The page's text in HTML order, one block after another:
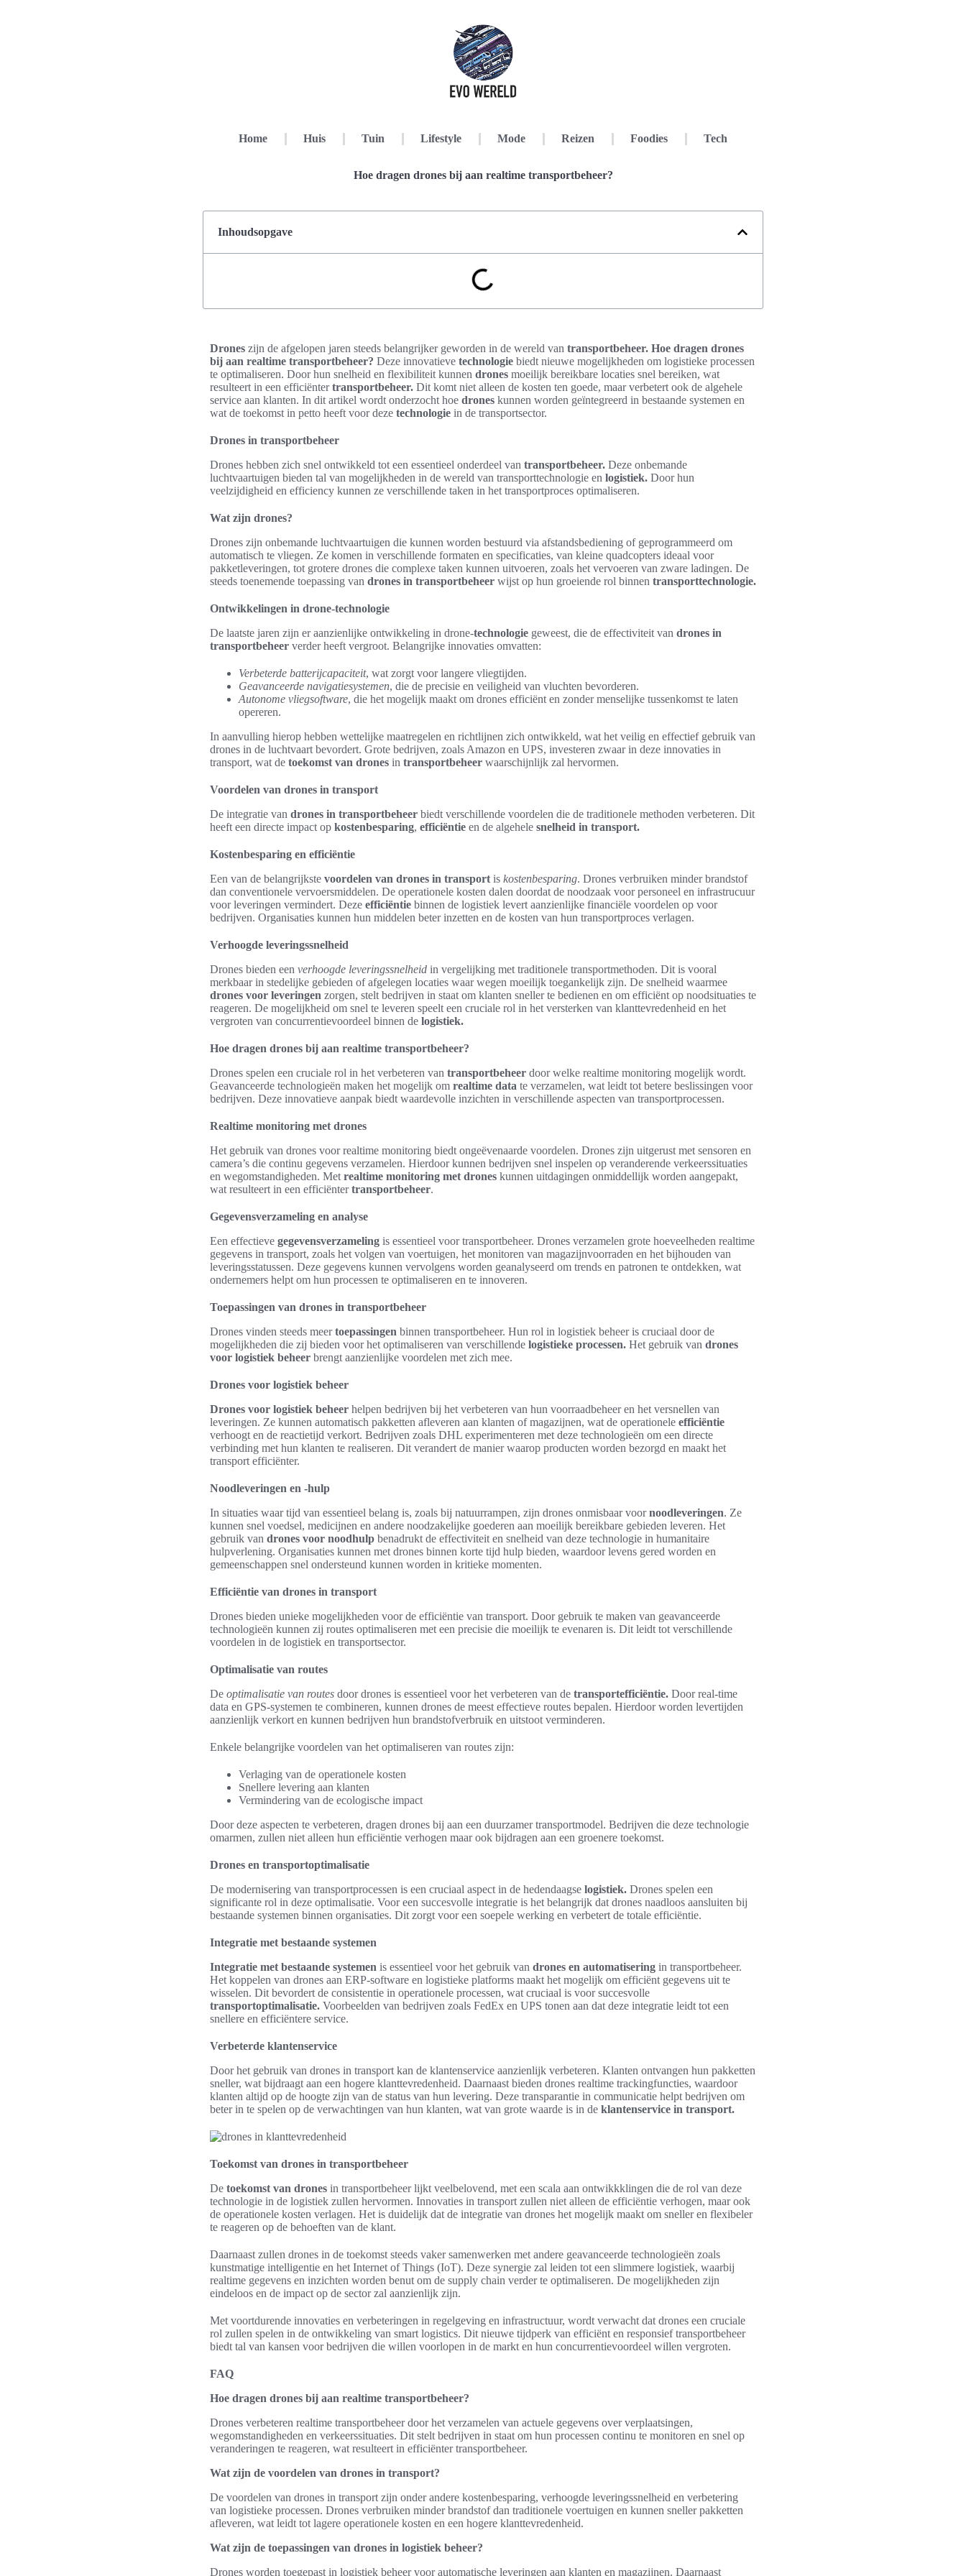
Home Huis Tuin Lifestyle Mode Reizen Foodies Tech
Hoe dragen drones bij aan realtime transportbeheer?
Inhoudsopgave
Drones zijn de afgelopen jaren steeds belangrijker geworden in de wereld van transportbeheer. Hoe dragen drones
bij aan realtime transportbeheer? Deze innovatieve technologie biedt nieuwe mogelijkheden om logistieke processen
te optimaliseren. Door hun snelheid en flexibiliteit kunnen drones moeilijk bereikbare locaties snel bereiken, wat
resulteert in een efficiëntertransportbeheer. Dit komt niet alleen de kosten ten goede, maar verbetert ook de algehele
service aan klanten. In dit artikel wordt onderzocht hoe drones kunnen worden geïntegreerd in bestaande systemen en
wat de toekomst in petto heeft voor deze technologie in de transportsector.
Drones in transportbeheer
Drones hebben zich snel ontwikkeld tot een essentieel onderdeel van transportbeheer. Deze onbemande
luchtvaartuigen bieden tal van mogelijkheden in de wereld van transporttechnologie en logistiek. Door hun
veelzijdigheid en efficiency kunnen ze verschillende taken in het transportproces optimaliseren.
Wat zijn drones?
Drones zijn onbemande luchtvaartuigen die kunnen worden bestuurd via afstandsbediening of geprogrammeerd om
automatisch te vliegen. Ze komen in verschillende formaten en specificaties, van kleine quadcopters ideaal voor
pakketleveringen, tot grotere drones die complexe taken kunnen uitvoeren, zoals het vervoeren van zware ladingen. De
steeds toenemende toepassing van drones in transportbeheer wijst op hun groeiende rol binnen transporttechnologie.
Ontwikkelingen in drone-technologie
De laatste jaren zijn er aanzienlijke ontwikkeling in drone-technologie geweest, die de effectiviteit van drones in
transportbeheer verder heeft vergroot. Belangrijke innovaties omvatten:
Verbeterde batterijcapaciteit, wat zorgt voor langere vliegtijden.
Geavanceerde navigatiesystemen, die de precisie en veiligheid van vluchten bevorderen.
Autonome vliegsoftware, die het mogelijk maakt om drones efficiënt en zonder menselijke tussenkomst te laten
opereren.
In aanvulling hierop hebben wettelijke maatregelen en richtlijnen zich ontwikkeld, wat het veilig en effectief gebruik van
drones in de luchtvaart bevordert. Grote bedrijven, zoals Amazon en UPS, investeren zwaar in deze innovaties in
transport, wat de toekomst van drones in transportbeheer waarschijnlijk zal hervormen.
Voordelen van drones in transport
De integratie van drones in transportbeheer biedt verschillende voordelen die de traditionele methoden verbeteren. Dit
heeft een directe impact op kostenbesparing, efficiëntie en de algehele snelheid in transport.
Kostenbesparing en efficiëntie
Een van de belangrijkste voordelen van drones in transport is kostenbesparing. Drones verbruiken minder brandstof
dan conventionele vervoersmiddelen. De operationele kosten dalen doordat de noodzaak voor personeel en infrastrucuur
voor leveringen vermindert. Deze efficiëntie binnen de logistiek levert aanzienlijke financiële voordelen op voor
bedrijven. Organisaties kunnen hun middelen beter inzetten en de kosten van hun transportproces verlagen.
Verhoogde leveringssnelheid
Drones bieden een verhoogde leveringssnelheid in vergelijking met traditionele transportmethoden. Dit is vooral
merkbaar in stedelijke gebieden of afgelegen locaties waar wegen moeilijk toegankelijk zijn. De snelheid waarmee
drones voor leveringen zorgen, stelt bedrijven in staat om klanten sneller te bedienen en om efficiënt op noodsituaties te
reageren. De mogelijkheid om snel te leveren speelt een cruciale rol in het versterken van klanttevredenheid en het
vergroten van concurrentievoordeel binnen de logistiek.
Hoe dragen drones bij aan realtime transportbeheer?
Drones spelen een cruciale rol in het verbeteren van transportbeheer door welke realtime monitoring mogelijk wordt.
Geavanceerde technologieën maken het mogelijk om realtime data te verzamelen, wat leidt tot betere beslissingen voor
bedrijven. Deze innovatieve aanpak biedt waardevolle inzichten in verschillende aspecten van transportprocessen.
Realtime monitoring met drones
Het gebruik van drones voor realtime monitoring biedt ongeëvenaarde voordelen. Drones zijn uitgerust met sensoren en
camera’s die continu gegevens verzamelen. Hierdoor kunnen bedrijven snel inspelen op veranderende verkeerssituaties
en wegomstandigheden. Met realtime monitoring met drones kunnen uitdagingen onmiddellijk worden aangepakt,
wat resulteert in een efficiëntertransportbeheer.
Gegevensverzameling en analyse
Een effectieve gegevensverzameling is essentieel voor transportbeheer. Drones verzamelen grote hoeveelheden realtime
gegevens in transport, zoals het volgen van voertuigen, het monitoren van magazijnvoorraden en het bijhouden van
leveringsstatussen. Deze gegevens kunnen vervolgens worden geanalyseerd om trends en patronen te ontdekken, wat
ondernemers helpt om hun processen te optimaliseren en te innoveren.
Toepassingen van drones in transportbeheer
Drones vinden steeds meertoepassingen binnen transportbeheer. Hun rol in logistiek beheer is cruciaal door de
mogelijkheden die zij bieden voor het optimaliseren van verschillende logistieke processen. Het gebruik van drones
voor logistiek beheer brengt aanzienlijke voordelen met zich mee.
Drones voor logistiek beheer
Drones voor logistiek beheer helpen bedrijven bij het verbeteren van hun voorraadbeheer en het versnellen van
leveringen. Ze kunnen automatisch pakketten afleveren aan klanten of magazijnen, wat de operationele efficiëntie
verhoogt en de reactietijd verkort. Bedrijven zoals DHL experimenteren met deze technologieën om een directe
verbinding met hun klanten te realiseren. Dit verandert de manier waarop producten worden bezorgd en maakt het
transport efficiënter.
Noodleveringen en -hulp
In situaties waar tijd van essentieel belang is, zoals bij natuurrampen, zijn drones onmisbaar voornoodleveringen. Ze
kunnen snel voedsel, medicijnen en andere noodzakelijke goederen aan moeilijk bereikbare gebieden leveren. Het
gebruik van drones voor noodhulp benadrukt de effectiviteit en snelheid van deze technologie in humanitaire
hulpverlening. Organisaties kunnen met drones binnen korte tijd hulp bieden, waardoor levens gered worden en
gemeenschappen snel ondersteund kunnen worden in kritieke momenten.
Efficiëntie van drones in transport
Drones bieden unieke mogelijkheden voor de efficiëntie van transport. Door gebruik te maken van geavanceerde
technologieën kunnen zij routes optimaliseren met een precisie die moeilijk te evenaren is. Dit leidt tot verschillende
voordelen in de logistiek en transportsector.
Optimalisatie van routes
De optimalisatie van routes door drones is essentieel voor het verbeteren van de transportefficiëntie. Door real-time
data en GPS-systemen te combineren, kunnen drones de meest effectieve routes bepalen. Hierdoor worden levertijden
aanzienlijk verkort en kunnen bedrijven hun brandstofverbruik en uitstoot verminderen.
Enkele belangrijke voordelen van het optimaliseren van routes zijn:
Verlaging van de operationele kosten
Snellere levering aan klanten
Vermindering van de ecologische impact
Door deze aspecten te verbeteren, dragen drones bij aan een duurzamer transportmodel. Bedrijven die deze technologie
omarmen, zullen niet alleen hun efficiëntie verhogen maar ook bijdragen aan een groenere toekomst.
Drones en transportoptimalisatie
De modernisering van transportprocessen is een cruciaal aspect in de hedendaagse logistiek. Drones spelen een
significante rol in deze optimalisatie. Voor een succesvolle integratie is het belangrijk dat drones naadloos aansluiten bij
bestaande systemen binnen organisaties. Dit zorgt voor een soepele werking en verbetert de totale efficiëntie.
Integratie met bestaande systemen
Integratie met bestaande systemen is essentieel voor het gebruik van drones en automatisering in transportbeheer.
Het koppelen van drones aan ERP-software en logistieke platforms maakt het mogelijk om efficiënt gegevens uit te
wisselen. Dit bevordert de consistentie in operationele processen, wat cruciaal is voor succesvolle
transportoptimalisatie. Voorbeelden van bedrijven zoals FedEx en UPS tonen aan dat deze integratie leidt tot een
snellere en efficiëntere service.
Verbeterde klantenservice
Door het gebruik van drones in transport kan de klantenservice aanzienlijk verbeteren. Klanten ontvangen hun pakketten
sneller, wat bijdraagt aan een hogere klanttevredenheid. Daarnaast bieden drones realtime trackingfuncties, waardoor
klanten altijd op de hoogte zijn van de status van hun levering. Deze transparantie in communicatie helpt bedrijven om
beter in te spelen op de verwachtingen van hun klanten, wat van grote waarde is in de klantenservice in transport.
Toekomst van drones in transportbeheer
De toekomst van drones in transportbeheer lijkt veelbelovend, met een scala aan ontwikkklingen die de rol van deze
technologie in de logistiek zullen hervormen. Innovaties in transport zullen niet alleen de efficiëntie verhogen, maar ook
de operationele kosten verlagen. Het is duidelijk dat de integratie van drones het mogelijk maakt om sneller en flexibeler
te reageren op de behoeften van de klant.
Daarnaast zullen drones in de toekomst steeds vaker samenwerken met andere geavanceerde technologieën zoals
kunstmatige intelligentie en het Internet of Things (IoT). Deze synergie zal leiden tot een slimmere logistiek, waarbij
realtime gegevens en inzichten worden benut om de supply chain verder te optimaliseren. De mogelijkheden zijn
eindeloos en de impact op de sector zal aanzienlijk zijn.
Met voortdurende innovaties en verbeteringen in regelgeving en infrastructuur, wordt verwacht dat drones een cruciale
rol zullen spelen in de ontwikkeling van smart logistics. Dit nieuwe tijdperk van efficiënt en responsief transportbeheer
biedt tal van kansen voor bedrijven die willen voorlopen in de markt en hun concurrentievoordeel willen vergroten.
FAQ
Hoe dragen drones bij aan realtime transportbeheer?
Drones verbeteren realtime transportbeheer door het verzamelen van actuele gegevens over verplaatsingen,
wegomstandigheden en verkeerssituaties. Dit stelt bedrijven in staat om hun processen continu te monitoren en snel op
veranderingen te reageren, wat resulteert in efficiënter transportbeheer.
Wat zijn de voordelen van drones in transport?
De voordelen van drones in transport zijn onder andere kostenbesparing, verhoogde leveringssnelheid en verbetering
van logistieke processen. Drones verbruiken minder brandstof dan traditionele voertuigen en kunnen sneller pakketten
afleveren, wat leidt tot lagere operationele kosten en een hogere klanttevredenheid.
Wat zijn de toepassingen van drones in logistiek beheer?
Drones worden toegepast in logistiek beheer voor automatische leveringen aan klanten en magazijnen. Daarnaast